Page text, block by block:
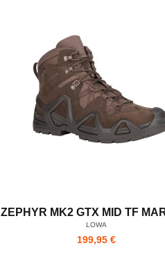
ZEPHYR MK2 GTX MID TF
LOWA
199,95 €